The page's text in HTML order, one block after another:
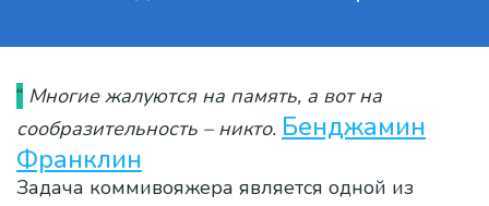
“ Многие жалуются на память, а вот на
сообразительность – никто. Бенджамин
Франклин
Задача коммивояжера является одной из